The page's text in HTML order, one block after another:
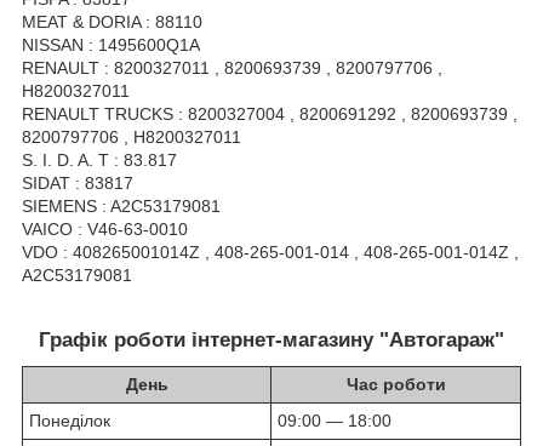
MEAT & DORIA : 88110
NISSAN : 1495600Q1A
RENAULT : 8200327011 , 8200693739 , 8200797706 ,
H8200327011
RENAULT TRUCKS : 8200327004 , 8200691292 , 8200693739 ,
8200797706 , H8200327011
S. I. D. A. T : 83.817
SIDAT : 83817
SIEMENS : A2C53179081
VAICO : V46-63-0010
VDO : 408265001014Z , 408-265-001-014 , 408-265-001-014Z ,
A2C53179081
Графік роботи інтернет-магазину "Автогараж"
День
Час роботи
Понеділок
09:00 — 18:00